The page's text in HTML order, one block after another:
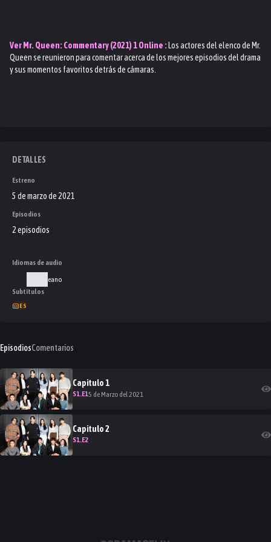
VerMr. Queen: Commentary (2021) 1Online : Los actores del elenco de Mr.
Queen se reunieron para comentar acerca de los mejores episodios del drama
y sus momentos favoritos detrás de cámaras.
DETALLES
Estreno
5 de marzo de 2021
Episodios
2 episodios
Idiomas de audio
Coreano
Subtítulos
ES
EpisodiosComentarios
Capitulo 1
S1.E15 de Marzo del 2021
Capitulo2
S1.E2